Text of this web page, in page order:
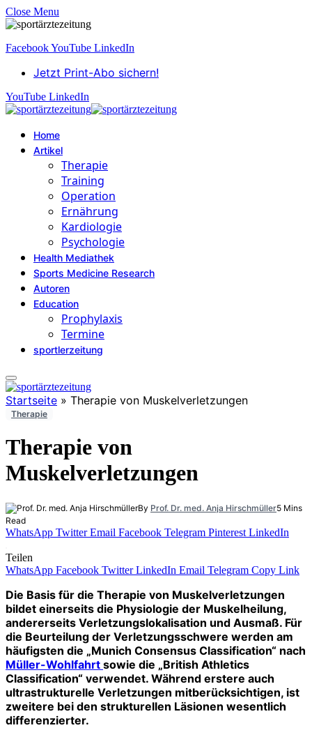
Close Menu
FacebookYouTube LinkedIn
Jetzt Print-Abo sichern!
YouTube LinkedIn
Home
Artikel
Therapie
Training
Operation
Ernährung
Kardiologie
Psychologie
Health Mediathek
Sports Medicine Research
Autoren
Education
Prophylaxis
Termine
sportlerzeitung
Startseite » Therapie von Muskelverletzungen
Therapie
Therapie von
Muskelverletzungen
By Prof. Dr. med. Anja Hirschmüller5 Mins
Read
WhatsApp Twitter Email Facebook Telegram Pinterest LinkedIn
Teilen
WhatsApp Facebook Twitter LinkedIn Email Telegram Copy Link
Die Basis für die Therapie von Muskelverletzungen
bildet einerseits die Physiologie der Muskelheilung,
andererseits Verletzungslokalisation und Ausmaß. Für
die Beurteilung der Verletzungsschwere werden am
häufigsten die „Munich Consensus Classification“ nach
Müller-Wohlfahrt sowie die „British Athletics
Classification“ verwendet. Während erstere auch
ultrastrukturelle Verletzungen mitberücksichtigen, ist
zweitere bei den strukturellen Läsionen wesentlich
differenzierter.